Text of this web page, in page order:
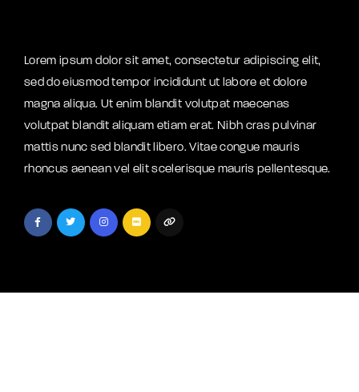
Lorem ipsum dolor sit amet, consectetur adipiscing elit,
sed do eiusmod tempor incididunt ut labore et dolore
magna aliqua. Ut enim blandit volutpat maecenas
volutpat blandit aliquam etiam erat. Nibh cras pulvinar
mattis nunc sed blandit libero. Vitae congue mauris
rhoncus aenean vel elit scelerisque mauris pellentesque.